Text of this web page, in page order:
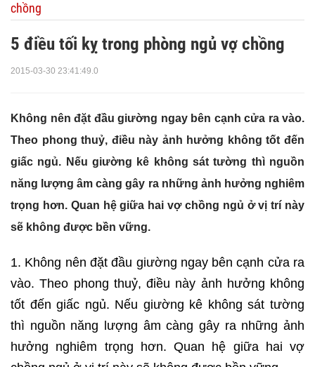
chồng
5 điều tối kỵ trong phòng ngủ vợ chồng
2015-03-30 23:41:49.0
Không nên đặt đầu giường ngay bên cạnh cửa ra vào.
Theo phong thuỷ, điều này ảnh hưởng không tốt đến
giấc ngủ. Nếu giường kê không sát tường thì nguồn
năng lượng âm càng gây ra những ảnh hưởng nghiêm
trọng hơn. Quan hệ giữa hai vợ chồng ngủ ở vị trí này
sẽ không được bền vững.
1. Không nên đặt đầu giường ngay bên cạnh cửa ra
vào. Theo phong thuỷ, điều này ảnh hưởng không
tốt đến giấc ngủ. Nếu giường kê không sát tường
thì nguồn năng lượng âm càng gây ra những ảnh
hưởng nghiêm trọng hơn. Quan hệ giữa hai vợ